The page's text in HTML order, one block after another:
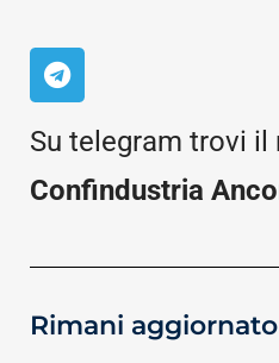
Su telegram trovi il
Confindustria
Rimani aggiornato